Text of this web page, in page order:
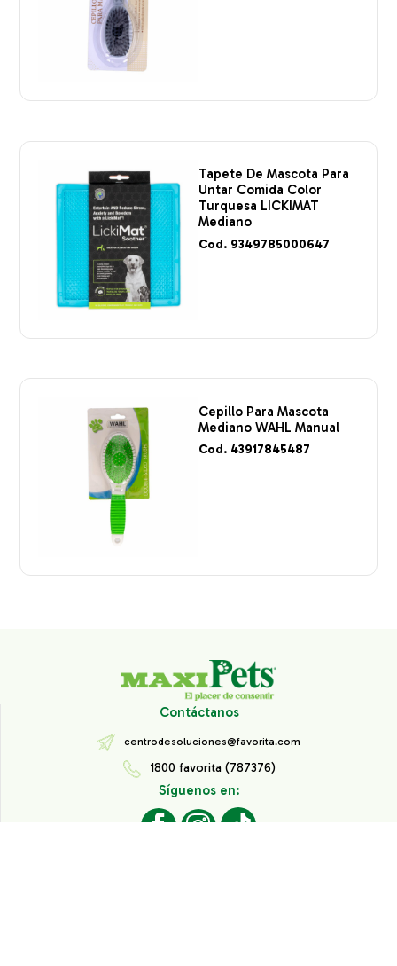
Tapete De Mascota Para
Untar Comida Color
Turquesa LICKIMAT
Mediano
Cod. 9349785000647
Cepillo Para Mascota
Mediano WAHL Manual
Cod. 43917845487
Contáctanos
centrodesoluciones@favorita.com
1800 favorita (787376)
Síguenos en: